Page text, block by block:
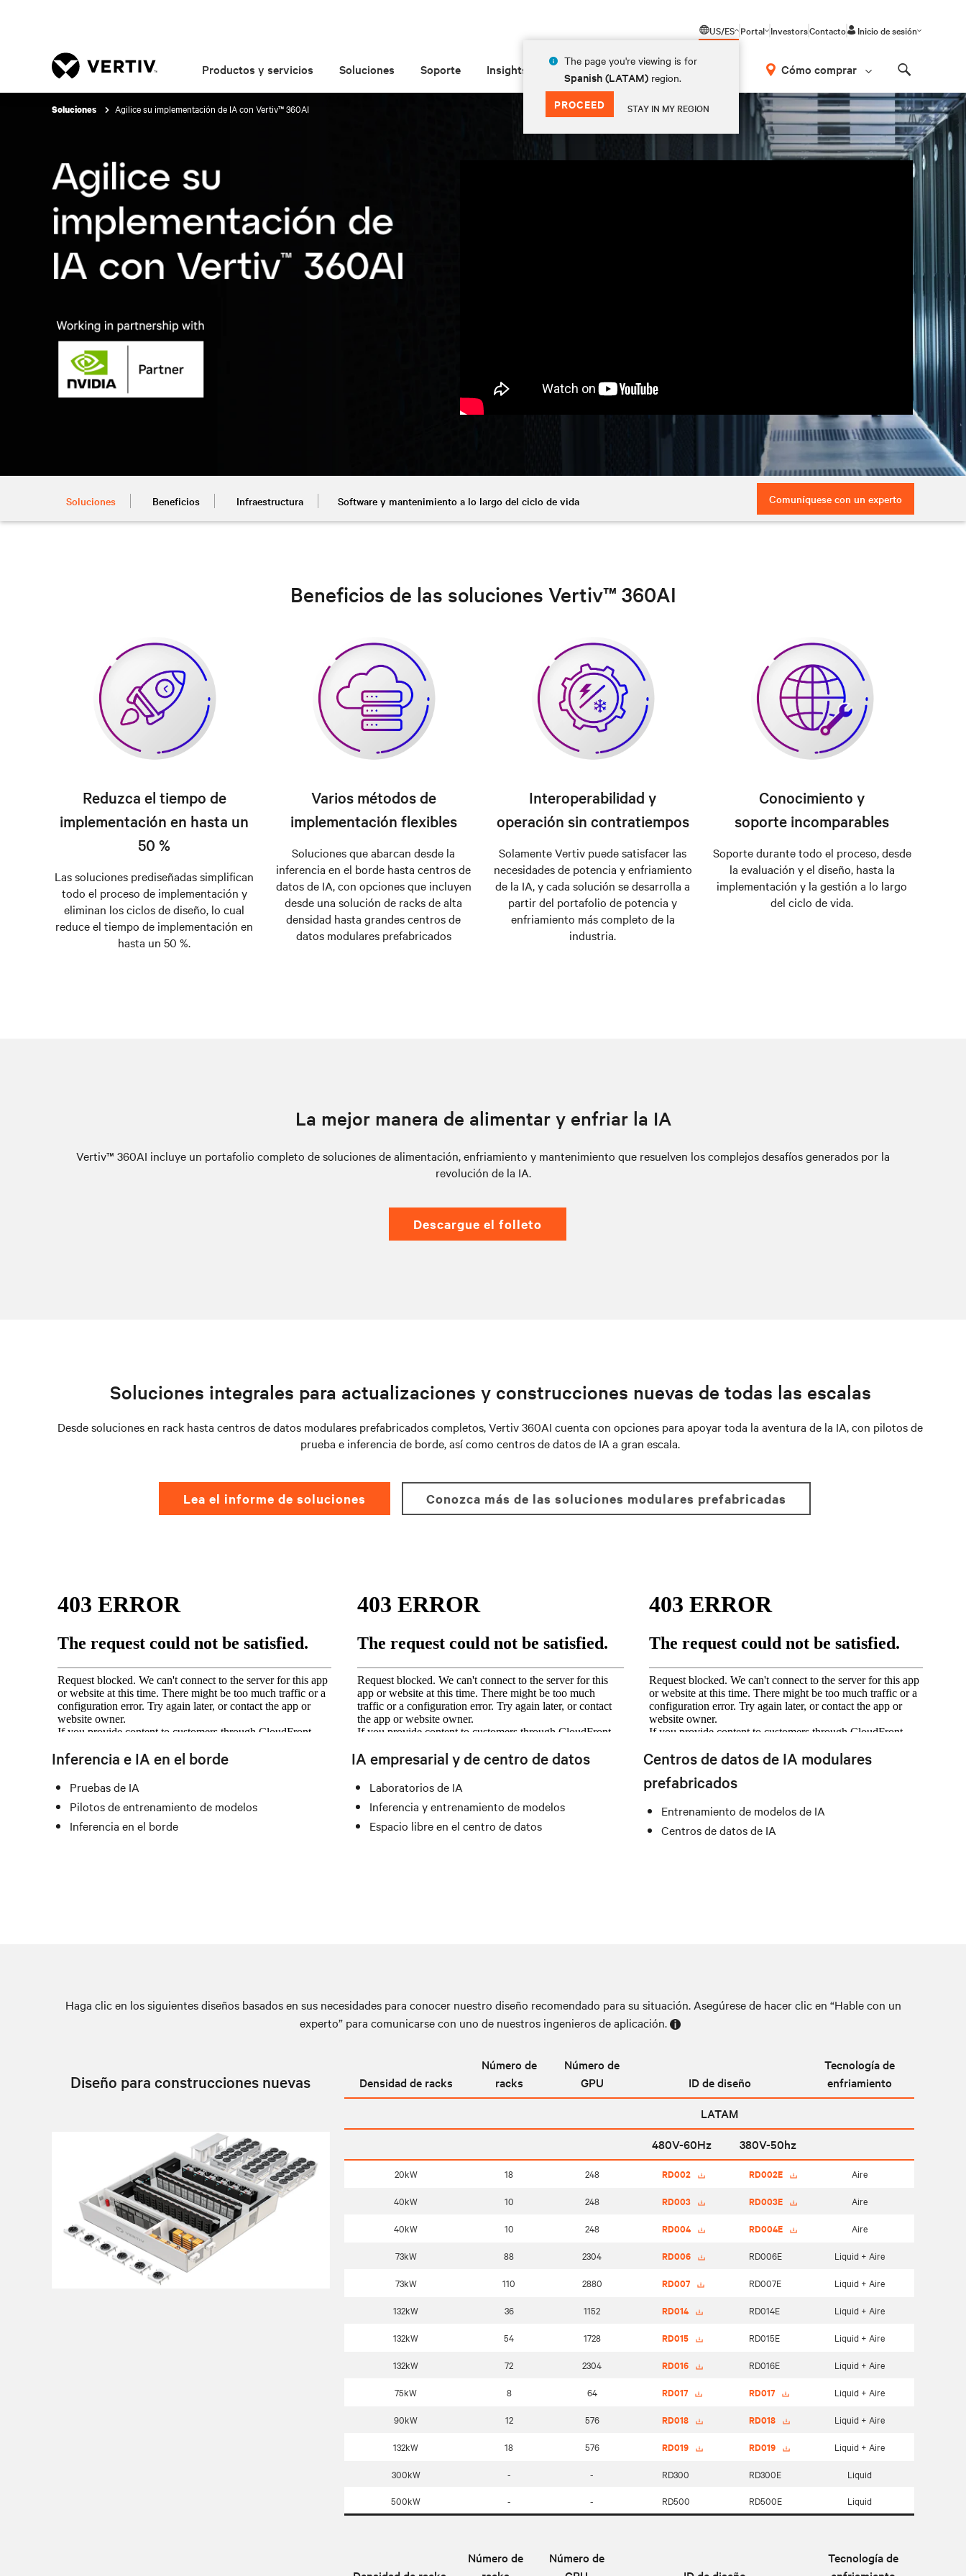
US/ES
The page you're viewing is for
Spanish (LATAM) region.
PROCEED STAY IN MY REGION
Portal InvestorsContacto Inicio de sesión
Productos y servicios Soluciones Soporte Insights Acerca de Cómo comprar
Soluciones Agilice su implementación de IA con Vertiv™ 360AI
Soluciones Beneficios Infraestructura Software y mantenimiento a lo largo del ciclo de vida Comuníquese con un experto
Beneficios de las soluciones Vertiv™ 360AI
Reduzca el tiempo de
implementación en hasta un
50 %
Las soluciones prediseñadas simplifican
todo el proceso de implementación y
eliminan los ciclos de diseño, lo cual
reduce el tiempo de implementación en
hasta un 50 %.
Varios métodos de
implementación flexibles
Soluciones que abarcan desde la
inferencia en el borde hasta centros de
datos de IA, con opciones que incluyen
desde una solución de racks de alta
densidad hasta grandes centros de
datos modulares prefabricados
Interoperabilidad y
operación sin contratiempos
Solamente Vertiv puede satisfacer las
necesidades de potencia y enfriamiento
de la IA, y cada solución se desarrolla a
partir del portafolio de potencia y
enfriamiento más completo de la
industria.
Conocimiento y
soporte incomparables
Soporte durante todo el proceso, desde
la evaluación y el diseño, hasta la
implementación y la gestión a lo largo
del ciclo de vida.
La mejor manera de alimentar y enfriar la IA
Vertiv™ 360AI incluye un portafolio completo de soluciones de alimentación, enfriamiento y mantenimiento que resuelven los complejos desafíos generados por la
revolución de la IA.
Descargue el folleto
Soluciones integrales para actualizaciones y construcciones nuevas de todas las escalas
Desde soluciones en rack hasta centros de datos modulares prefabricados completos, Vertiv 360AI cuenta con opciones para apoyar toda la aventura de la IA, con pilotos de
prueba e inferencia de borde, así como centros de datos de IA a gran escala.
Lea el informe de soluciones Conozca más de las soluciones modulares prefabricadas
Inferencia e IA en el borde
Pruebas de IA
Pilotos de entrenamiento de modelos
Inferencia en el borde
IA empresarial y de centro de datos
Laboratorios de IA
Inferencia y entrenamiento de modelos
Espacio libre en el centro de datos
Centros de datos de IA modulares
prefabricados
Entrenamiento de modelos de IA
Centros de datos de IA
Haga clic en los siguientes diseños basados en sus necesidades para conocer nuestro diseño recomendado para su situación. Asegúrese de hacer clic en “Hable con un
experto” para comunicarse con uno de nuestros ingenieros de aplicación.
Diseño para construcciones nuevas Densidad de racks
Número de
racks
Número de
GPU
ID de diseño
Tecnología de
enfriamiento
LATAM
480V-60Hz
380V-50hz
20kW 18 248 RD002 RD002E Aire
40kW 10 248 RD003 RD003E Aire
40kW 10 248 RD004 RD004E Aire
73kW 88 2304 RD006 RD006E Liquid + Aire
73kW 110 2880 RD007 RD007E Liquid + Aire
132kW 36 1152 RD014 RD014E Liquid + Aire
132kW 54 1728 RD015 RD015E Liquid + Aire
132kW 72 2304 RD016 RD016E Liquid + Aire
75kW 8 64 RD017 RD017 Liquid + Aire
90kW 12 576 RD018 RD018 Liquid + Aire
132kW 18 576 RD019 RD019 Liquid + Aire
300kW - - RD300 RD300E Liquid
500kW - - RD500 RD500E Liquid
Número de
Número de
Tecnología de